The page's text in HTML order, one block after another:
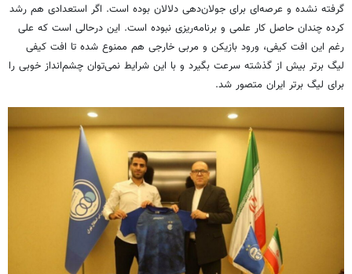
گرفته نشده و عرصه‌ای برای جولان‌دهی دلالان بوده است. اگر استعدادی هم رشد
کرده چندان حاصل کار علمی و برنامه‌ریزی نبوده است. این درحالی است که علی
رغم این افت کیفی، ورود بازیکن و مربی خارجی هم ممنوع شده تا افت کیفی
لیگ برتر بیش از گذشته سرعت بگیرد و با این شرایط نمی‌توان چشم‌انداز خوبی را
برای لیگ برتر ایران متصور شد.